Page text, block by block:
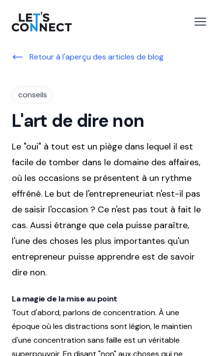
Let's Connect
le menu
Retour à l'aperçu des articles de blog
conseils
L'art de dire non
Le "oui" à tout est un piège dans lequel il est
facile de tomber dans le domaine des affaires,
où les occasions se présentent à un rythme
effréné. Le but de l'entrepreneuriat n'est-il pas
de saisir l'occasion ? Ce n'est pas tout à fait le
cas. Aussi étrange que cela puisse paraître,
l'une des choses les plus importantes qu'un
entrepreneur puisse apprendre est de savoir
dire non.
La magie de la mise au point
Tout d'abord, parlons de concentration. À une
époque où les distractions sont légion, le maintien
d'une concentration sans faille est un véritable
superpouvoir. En disant "non" aux choses qui ne